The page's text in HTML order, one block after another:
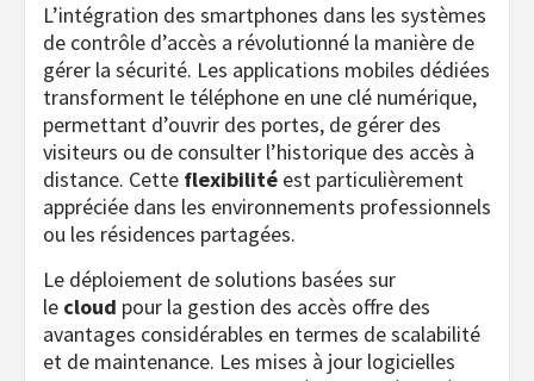
L’intégration des smartphones dans les systèmes
de contrôle d’accès a révolutionné la manière de
gérer la sécurité. Les applications mobiles dédiées
transforment le téléphone en une clé numérique,
permettant d’ouvrir des portes, de gérer des
visiteurs ou de consulter l’historique des accès à
distance. Cette flexibilité est particulièrement
appréciée dans les environnements professionnels
ou les résidences partagées.
Le déploiement de solutions basées sur
le cloud pour la gestion des accès offre des
avantages considérables en termes de scalabilité
et de maintenance. Les mises à jour logicielles